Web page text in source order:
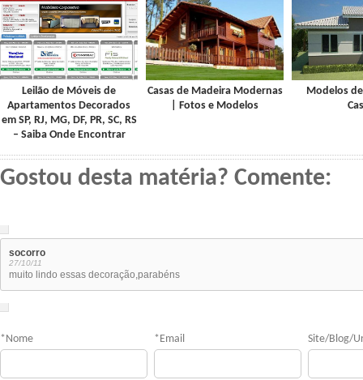
Leilão de Móveis de
Apartamentos Decorados
em SP, RJ, MG, DF, PR, SC, RS
– Saiba Onde Encontrar
Casas de Madeira Modernas
| Fotos e Modelos
Modelos
Gostou desta matéria? Comente:
socorro
27/10/11
muito lindo essas decoração,parabéns
* Nome * Email Site/Blog/